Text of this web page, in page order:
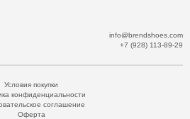
info@brendshoes.com
+7 (928) 113-89-29
Условия покупки
конфиденциальности
соглашение
Оферта